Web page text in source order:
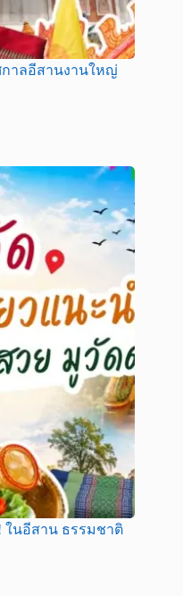
กาลอีสานงานใหญ่
ในอีสาน ธรรมชาติ